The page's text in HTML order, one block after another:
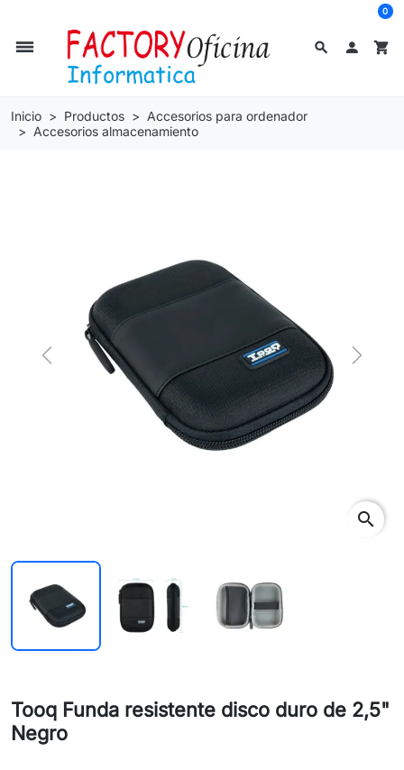
search
dehaze  shopping_cart
0
Inicio Productos
Accesorios para ordenador
Accesorios almacenamiento
Previous Next
search
Tooq Funda resistente disco duro de 2,5"
Negro